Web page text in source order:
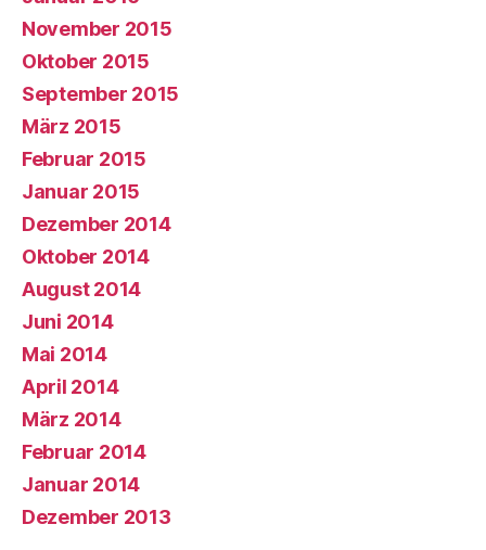
November 2015
Oktober 2015
September 2015
März 2015
Februar 2015
Januar 2015
Dezember 2014
Oktober 2014
August 2014
Juni 2014
Mai 2014
April 2014
März 2014
Februar 2014
Januar 2014
Dezember 2013